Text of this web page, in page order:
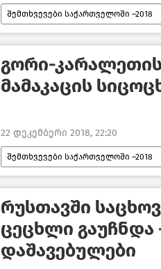
შემთხვევები საქართველოში –2018
გორი-კარალეთის
მამაკაცის
22 დეკემბერი 2018, 22:20
შემთხვევები საქართველოში –2018
რუსთავში
ცეცხლი გაუჩნდა
დაშავებულები